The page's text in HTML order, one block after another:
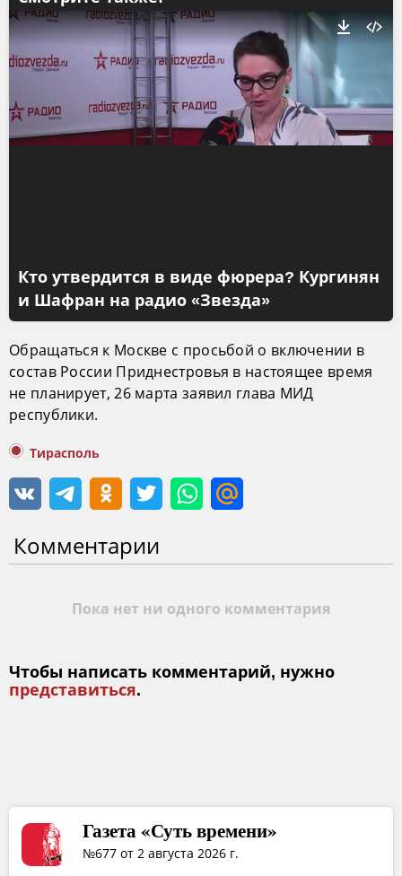
Кто утвердится в виде фюрера? Кургинян
и Шафран на радио «Звезда»
Обращаться к Москве с просьбой о включении в
состав России Приднестровья в настоящее время
не планирует, 26 марта заявил глава МИД
республики.
Тирасполь
Комментарии
Пока нет ни одного комментария
Чтобы написать комментарий, нужно
представиться.
Газета «Суть времени»
№677 от 2 августа 2026 г.